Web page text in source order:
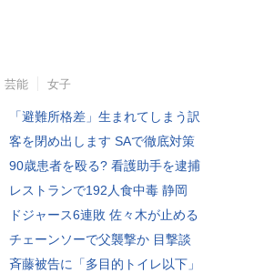
芸能 女子
「避難所格差」生まれてしまう訳
客を閉め出します SAで徹底対策
90歳患者を殴る? 看護助手を逮捕
レストランで192人食中毒 静岡
ドジャース6連敗 佐々木が止める
チェーンソーで父襲撃か 目撃談
斉藤被告に「多目的トイレ以下」